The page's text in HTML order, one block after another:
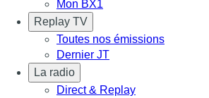
Mon BX1
Replay TV
Toutes nos émissions
Dernier JT
La radio
Direct & Replay